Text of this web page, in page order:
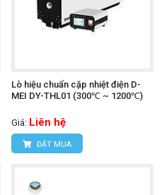
Lò hiệu chuẩn cặp nhiệt điện D-
MEI DY-THL01 (300℃ ~ 1200℃)
Giá: Liên hệ
ĐẶT MUA